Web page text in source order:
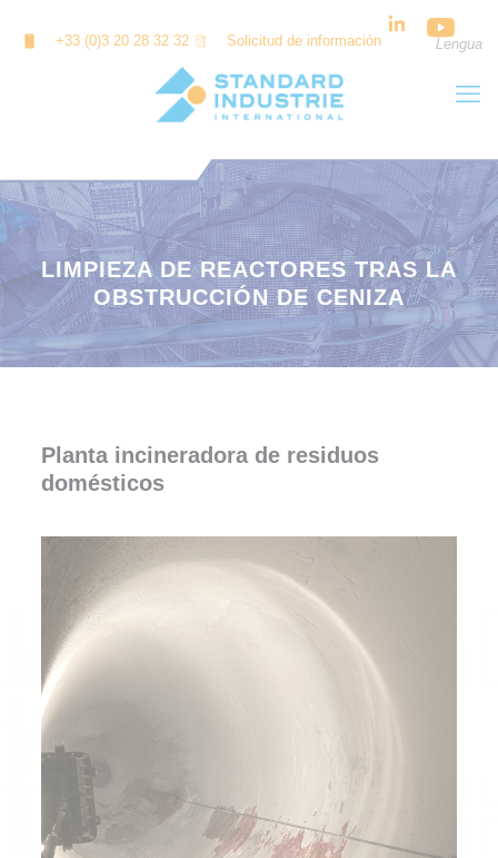
+33 (0)3 20 28 32 32 Solicitud de información Lengua
LIMPIEZA DE REACTORES TRAS LA
OBSTRUCCIÓN DE CENIZA
Planta incineradora de residuos
domésticos